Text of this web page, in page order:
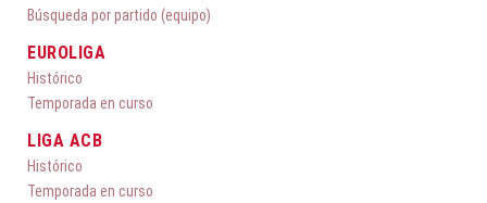
Búsqueda por partido (equipo)
EUROLIGA
Histórico
Temporada en curso
LIGA ACB
Histórico
Temporada en curso